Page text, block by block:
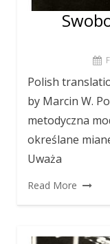
Polish
by Marcin W.
metodyczna
określane
Uważa
Read More